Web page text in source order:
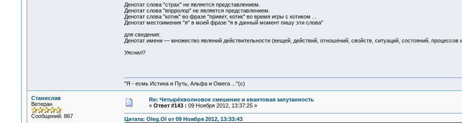
Денотат слова "страх" не является представлением.
Денотат слова "впрролор" не является представлением.
Денотат слова "котик" во фразе "привет, котик" во время игры с котиком ...
Денотат местоимения "я" в моей фразе "я в данный момент пишу эти слова"
для сведения:
Денотат имени — множество явлений действительности (вещей, действий, отношений, свойств, ситуаций, состояний,
Уяснил?
"Я - есмь Истина и Путь, Альфа и Омега ..."(с)
Станислав
Ветеран
Сообщений: 867
Re: Четырёхволновое смешение и квантовая запутанность
« Ответ #143 : 09 Ноября 2012, 13:37:25 »
Цитата: Oleg.Ol от 09 Ноября 2012, 13:33:43